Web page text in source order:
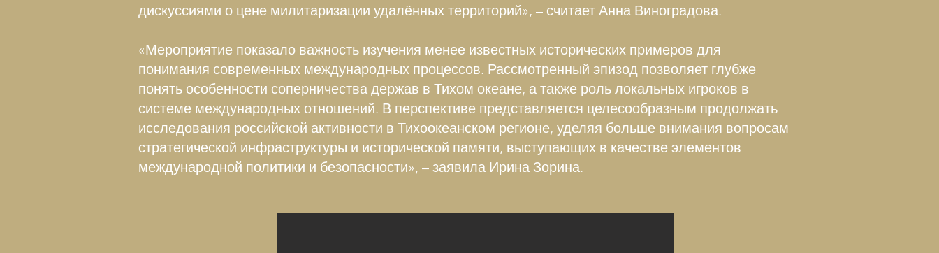
дискуссиями о цене милитаризации удалённых территорий», – считает Анна Виноградова.
«Мероприятие показало важность изучения менее известных исторических примеров для
понимания современных международных процессов. Рассмотренный эпизод позволяет глубже
понять особенности соперничества держав в Тихом океане, а также роль локальных игроков в
системе международных отношений. В перспективе представляется целесообразным продолжать
исследования российской активности в Тихоокеанском регионе, уделяя больше внимания вопросам
стратегической инфраструктуры и исторической памяти, выступающих в качестве элементов
международной политики и безопасности», – заявила Ирина Зорина.